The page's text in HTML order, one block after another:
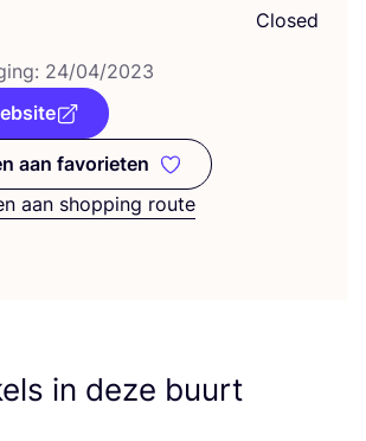
Closed
24/04/2023
aan favorieten
Toevoegen aan favorieten
aan shopping route
in deze buurt